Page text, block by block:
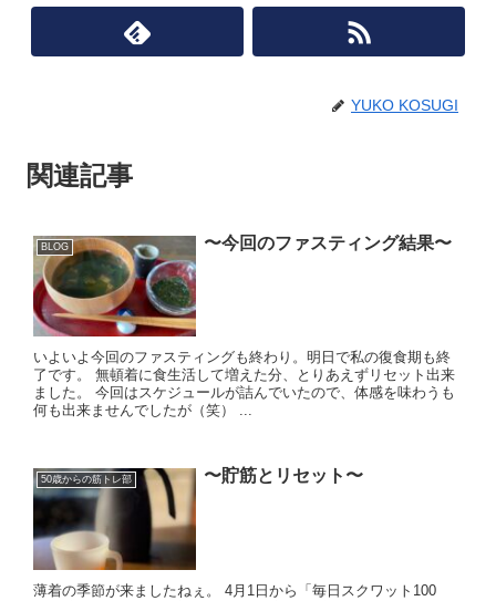
YUKO KOSUGI
関連記事
BLOG 〜今回のファスティング結果〜
いよいよ今回のファスティングも終わり。明日で私の復食期も終
了です。 無頓着に食生活して増えた分、とりあえずリセット出来
ました。 今回はスケジュールが詰んでいたので、体感を味わうも
何も出来ませんでしたが（笑） ...
50歳からの筋トレ部 〜貯筋とリセット〜
薄着の季節が来ましたねぇ。 4月1日から「毎日スクワット100